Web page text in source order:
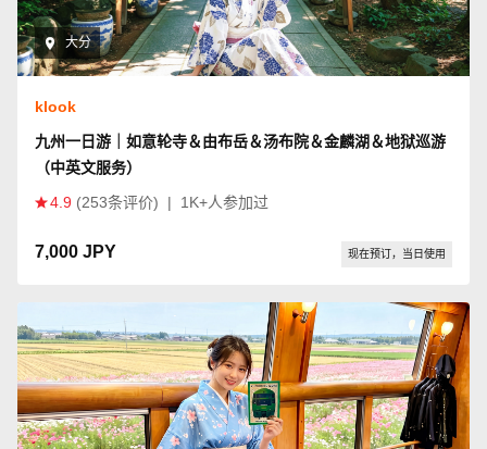
大分
klook
九州一日游｜如意轮寺＆由布岳＆汤布院＆金麟湖＆地狱巡游
（中英文服务）
4.9 (253条评价) | 1K+人参加过
7,000 JPY 现在预订，当日使用